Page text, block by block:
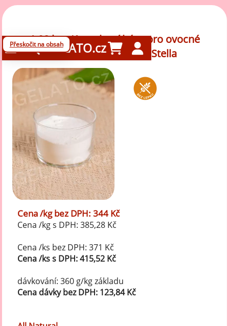
Přeskočit na obsahGELATO.cz
1,08 kg - Kompletní báze pro ovocné
sorbety - All Natural, Stella
Cena /kg bez DPH: 344 Kč
Cena /kg s DPH: 385,28 Kč
Cena /ks bez DPH: 371 Kč
Cena /ks s DPH: 415,52 Kč
dávkování: 360 g/kg základu
Cena dávky bez DPH: 123,84 Kč